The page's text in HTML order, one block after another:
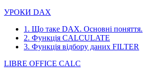
УРОКИ DAX
1. Що таке DAX. Основні поняття.
2. Функція CALCULATE
3. Функція відбору даних FILTER
LIBRE OFFICE CALC